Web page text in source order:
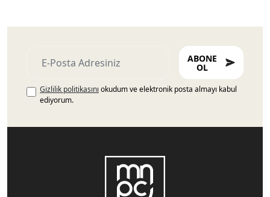
ABONE
OL
Gizlilik politikasını okudum ve elektronik posta almayı kabul
ediyorum.